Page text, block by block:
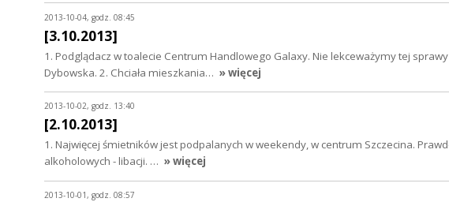
2013-10-04, godz. 08:45
[3.10.2013]
1. Podglądacz w toalecie Centrum Handlowego Galaxy. Nie lekceważymy tej
Dybowska. 2. Chciała mieszkania… » więcej
2013-10-02, godz. 13:40
[2.10.2013]
1. Najwięcej śmietników jest podpalanych w weekendy, w centrum Szczecina.
alkoholowych - libacji. … » więcej
2013-10-01, godz. 08:57